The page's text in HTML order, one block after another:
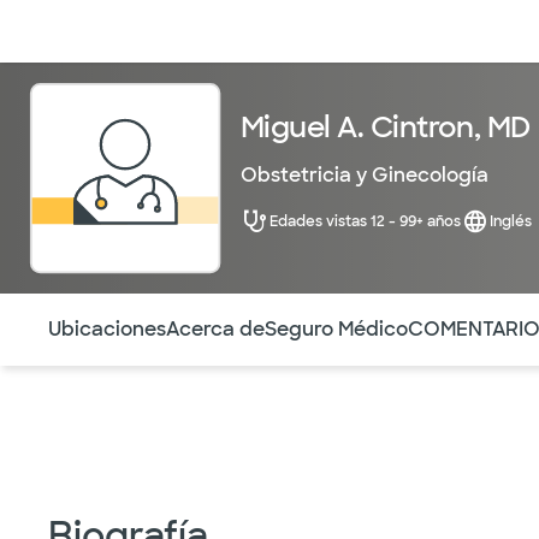
Miguel A. Cintron, MD
Obstetricia y Ginecología
Edades vistas 12 - 99+ años Inglés
UbicacionesAcerca deSeguro Médico